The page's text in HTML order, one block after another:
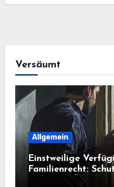
Versäumt
Allgemein
Einstweilige
Familienrecht:
Gewalt in Österreich